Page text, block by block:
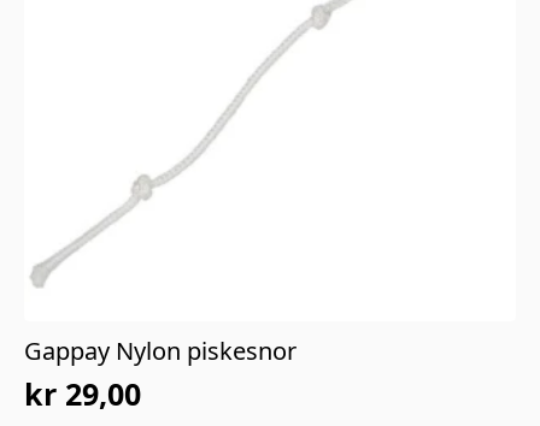
Gappay Nylon piskesnor
kr 29,00